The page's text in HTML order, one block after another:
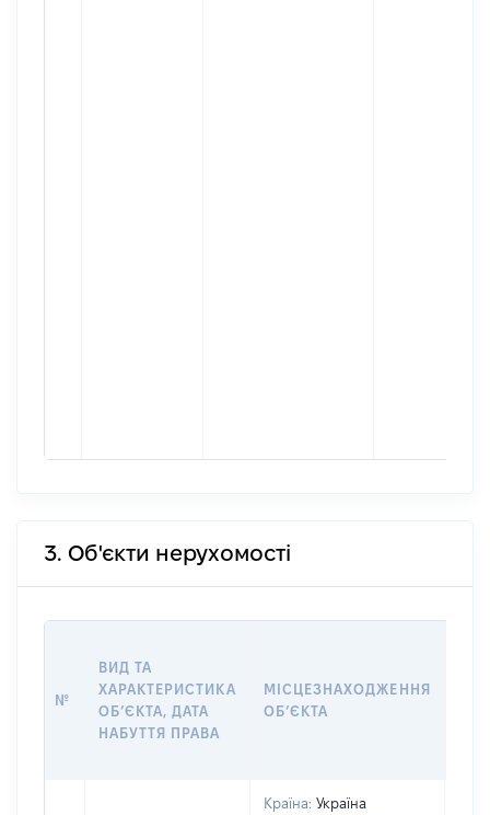
3. Об'єкти нерухомості
№
ВИД ТА
ХАРАКТЕРИСТИКА
ОБʼЄКТА, ДАТА
НАБУТТЯ ПРАВА
МІСЦЕЗНАХОДЖЕННЯ
ОБʼЄКТА
Країна: Україна